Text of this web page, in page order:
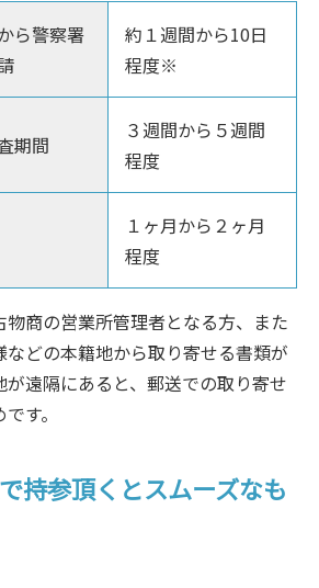
ら警察署
約１週間から10日
程度※
期間
３週間から５週間
程度
１ヶ月から２ヶ月
程度
商の営業所管理者となる方、また
どの本籍地から取り寄せる書類が
遠隔にあると、郵送での取り寄せ
す。
持参頂くとスムーズなも